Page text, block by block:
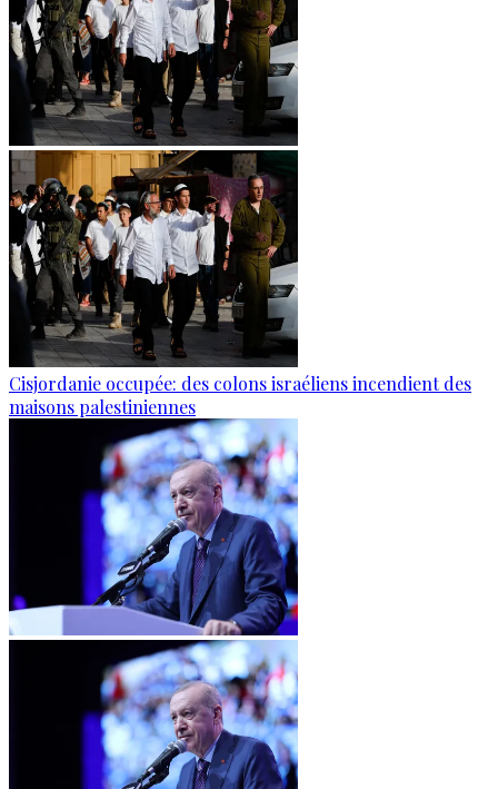
Cisjordanie occupée: des colons israéliens incendient des
maisons palestiniennes